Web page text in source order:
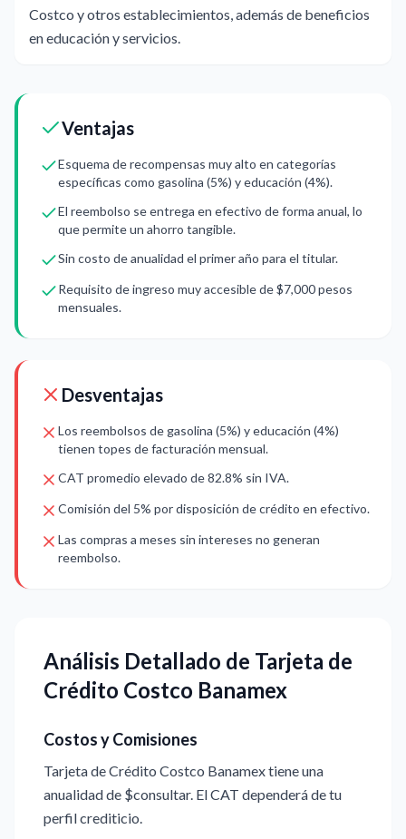
Costco y otros establecimientos, además de beneficios
en educación y servicios.
Ventajas
Esquema de recompensas muy alto en categorías
específicas como gasolina (5%) y educación (4%).
El reembolso se entrega en efectivo de forma anual, lo
que permite un ahorro tangible.
Sin costo de anualidad el primer año para el titular.
Requisito de ingreso muy accesible de $7,000 pesos
mensuales.
Desventajas
Los reembolsos de gasolina (5%) y educación (4%)
tienen topes de facturación mensual.
CAT promedio elevado de 82.8% sin IVA.
Comisión del 5% por disposición de crédito en efectivo.
Las compras a meses sin intereses no generan
reembolso.
Análisis Detallado de Tarjeta de
Crédito Costco Banamex
Costos y Comisiones
Tarjeta de Crédito Costco Banamex tiene una
anualidad de $consultar. El CAT dependerá de tu
perfil crediticio.